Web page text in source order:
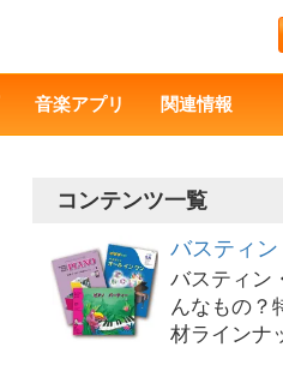
音楽アプリ 関連情報
コンテンツ一覧
バスティ
バスティン
んなもの？
材ラインナ